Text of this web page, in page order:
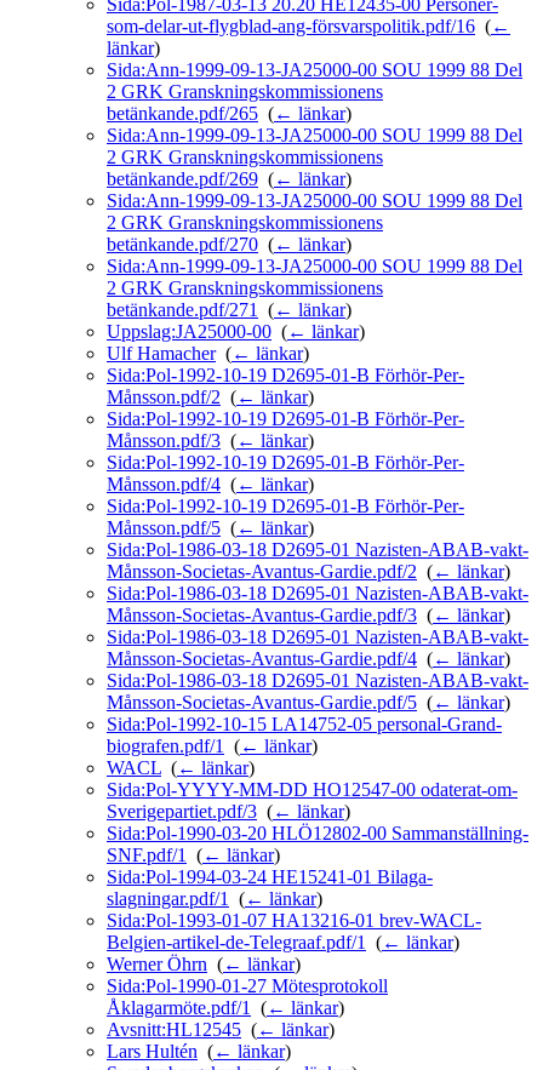
som-delar-ut-flygblad-ang-försvarspolitik.pdf/16 (←
länkar)
Sida:Ann-1999-09-13-JA25000-00 SOU 1999 88 Del
2 GRK Granskningskommissionens
betänkande.pdf/265 (← länkar)
Sida:Ann-1999-09-13-JA25000-00 SOU 1999 88 Del
2 GRK Granskningskommissionens
betänkande.pdf/269 (← länkar)
Sida:Ann-1999-09-13-JA25000-00 SOU 1999 88 Del
2 GRK Granskningskommissionens
betänkande.pdf/270 (← länkar)
Sida:Ann-1999-09-13-JA25000-00 SOU 1999 88 Del
2 GRK Granskningskommissionens
betänkande.pdf/271
(← länkar)
Uppslag:JA25000-00 (← länkar)
Ulf Hamacher‎ (← länkar)
Sida:Pol-1992-10-19 D2695-01-B Förhör-Per-
Månsson.pdf/2 (← länkar)
Sida:Pol-1992-10-19 D2695-01-B Förhör-Per-
Månsson.pdf/3 (← länkar)
Sida:Pol-1992-10-19 D2695-01-B Förhör-Per-
Månsson.pdf/4 (← länkar)
Sida:Pol-1992-10-19 D2695-01-B Förhör-Per-
Månsson.pdf/5 (← länkar)
Sida:Pol-1986-03-18 D2695-01 Nazisten-ABAB-vakt-
Månsson-Societas-Avantus-Gardie.pdf/2 (← länkar)
Sida:Pol-1986-03-18 D2695-01 Nazisten-ABAB-vakt-
Månsson-Societas-Avantus-Gardie.pdf/3 (← länkar)
Sida:Pol-1986-03-18 D2695-01 Nazisten-ABAB-vakt-
Månsson-Societas-Avantus-Gardie.pdf/4 (← länkar)
Sida:Pol-1986-03-18 D2695-01 Nazisten-ABAB-vakt-
Månsson-Societas-Avantus-Gardie.pdf/5 (← länkar)
Sida:Pol-1992-10-15 LA14752-05 personal-Grand-
biografen.pdf/1
(← länkar)
WACL (← länkar)
Sida:Pol-YYYY-MM-DD HO12547-00 odaterat-om-
Sverigepartiet.pdf/3 (← länkar)
Sida:Pol-1990-03-20 HLÖ12802-00 Sammanställning-
SNF.pdf/1
(← länkar)
Sida:Pol-1994-03-24 HE15241-01 Bilaga-
slagningar.pdf/1
(← länkar)
Sida:Pol-1993-01-07 HA13216-01 brev-WACL-
Belgien-artikel-de-Telegraaf.pdf/1
(← länkar)
Werner Öhrn (← länkar)
Sida:Pol-1990-01-27 Mötesprotokoll
Åklagarmöte.pdf/1
(← länkar)
Avsnitt:HL12545 (← länkar)
Lars Hultén (← länkar)